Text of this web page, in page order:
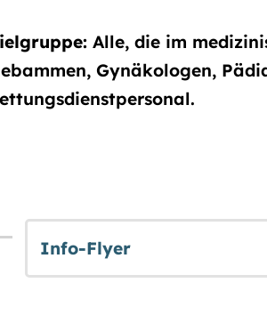
Alle, die im
Gynäkologen,
Info-Flyer